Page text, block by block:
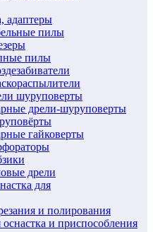
адаптеры
пилы
пилы
шуруповерты
дрели-шуруповерты
гайковерты
дрели
для
и полирования
и приспособления